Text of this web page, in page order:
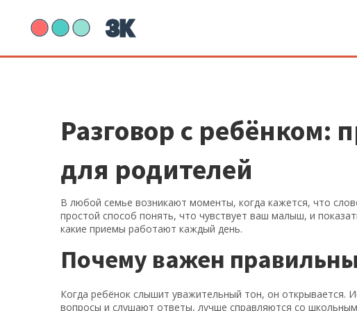
Разговор с ребёнком:
для родителей
В любой семье возникают моменты, когда кажется, что
простой способ понять, что чувствует ваш малыш, и
какие приемы работают каждый день.
Почему важен
Когда ребёнок слышит уважительный тон, он открывается.
вопросы и слушают ответы, лучше справляются со